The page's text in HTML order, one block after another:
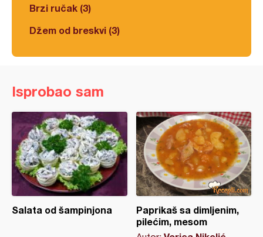
Brzi ručak (3)
Džem od breskvi (3)
Isprobao sam
Salata od šampinjona
Paprikaš sa dimljenim,
pilećim, mesom